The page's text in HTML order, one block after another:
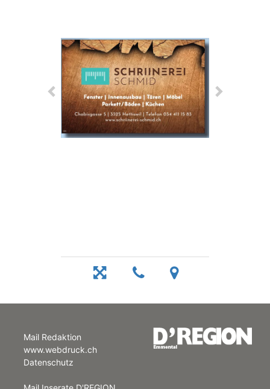
Mail Redaktion
www.webdruck.ch
Datenschutz